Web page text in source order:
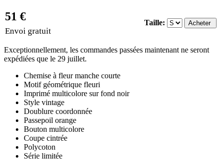
51 €
Envoi gratuit
Taille:
Exceptionnellement, les commandes passées maintenant ne seront
expédiées que le 29 juillet.
Chemise à fleur manche courte
Motif géométrique fleuri
Imprimé multicolore sur fond noir
Style vintage
Doublure coordonnée
Passepoil orange
Bouton multicolore
Coupe cintrée
Polycoton
Série limitée